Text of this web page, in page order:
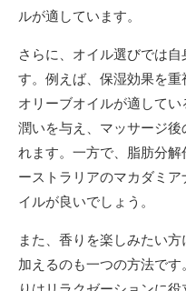
ルが適しています。
さらに、オイル選びでは
す。例えば、保湿効果を
オリーブオイルが適して
潤いを与え、マッサージ後
れます。一方で、脂肪分
ーストラリアのマカダミ
イルが良いでしょう。
また、香りを楽しみたい
加えるのも一つの方法で